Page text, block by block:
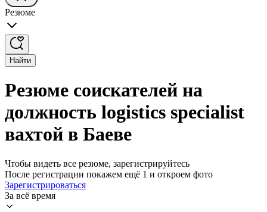
Резюме
Найти
Резюме соискателей на
должность logistics specialist
вахтой в Баеве
Чтобы видеть все резюме, зарегистрируйтесь
После регистрации покажем ещё 1 и откроем фото
Зарегистрироваться
За всё время